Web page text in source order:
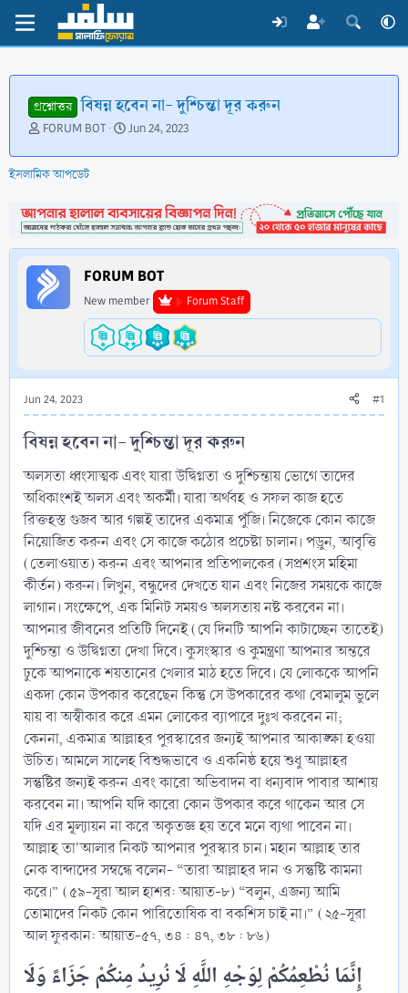
প্রশ্নোত্তর বিষন্ন হবেন না- দুশ্চিন্তা দূর করুন
T
r
e
d
s
t
a
r
t
FORUM BOT
S
a
d
a
t
e
Jun 24, 2023
ইসলামিক আপডেট
FORUM BOT
New member Forum Staff
Jun 24, 2023 #1
বিষন্ন হবেন না- দুশ্চিন্তা দূর করুন​
অলসতা ধ্বংসাত্মক এবং যারা উদ্বিগ্নতা ও দুশ্চিন্তায় ভোগে তাদের
অধিকাংশই অলস এবং অকর্মী। যারা অর্থবহ ও সফল কাজ হতে
রিক্তহস্ত গুজব আর গল্পই তাদের একমাত্র পুঁজি। নিজেকে কোন কাজে
নিয়োজিত করুন এবং সে কাজে কঠোর প্রচেষ্টা চালান। পড়ুন, আবৃত্তি
(তেলাওয়াত) করুন এবং আপনার প্রতিপালকের (সপ্রশংস মহিমা
কীর্তন) করুন। লিখুন, বন্ধুদের দেখতে যান এবং নিজের সময়কে কাজে
লাগান। সংক্ষেপে, এক মিনিট সময়ও অলসতায় নষ্ট করবেন না।
আপনার জীবনের প্রতিটি দিনেই (যে দিনটি আপনি কাটাচ্ছেন তাতেই)
দুশ্চিন্তা ও উদ্বিগ্নতা দেখা দিবে। কুসংস্কার ও কুমন্ত্রণা আপনার অন্তরে
ঢুকে আপনাকে শয়তানের খেলার মাঠ হতে দিবে। যে লোককে আপনি
একদা কোন উপকার করেছেন কিন্তু সে উপকারের কথা বেমালুম ভুলে
যায় বা অস্বীকার করে এমন লোকের ব্যাপারে দুঃখ করবেন না;
কেননা, একমাত্র আল্লাহর পুরস্কারের জন্যই আপনার আকাঙ্ক্ষা হওয়া
উচিত। আমলে সালেহ বিশুদ্ধভাবে ও একনিষ্ঠ হয়ে শুধু আল্লাহর
সন্তুষ্টির জন্যই করুন এবং কারো অভিবাদন বা ধন্যবাদ পাবার আশায়
করবেন না। আপনি যদি কারো কোন উপকার করে থাকেন আর সে
যদি এর মূল্যায়ন না করে অকৃতজ্ঞ হয় তবে মনে ব্যথা পাবেন না।
আল্লাহ তা'আলার নিকট আপনার পুরস্কার চান। মহান আল্লাহ তার
নেক বান্দাদের সম্বন্ধে বলেন- “তারা আল্লাহর দান ও সন্তুষ্টি কামনা
করে।” (৫৯-সূরা আল হাশর: আয়াত-৮) “বলুন, এজন্য আমি
তোমাদের নিকট কোন পারিতোষিক বা বকশিস চাই না।” (২৫-সূরা
আল ফুরকান: আয়াত-৫৭, ৩৪ : ৪৭, ৩৮ : ৮৬)
إِنَّمَا نُطْعِمُكُمْ لِوَجْهِ اللَّهِ لَا نُرِيدُ مِنكُمْ جَزَاءً وَلَا